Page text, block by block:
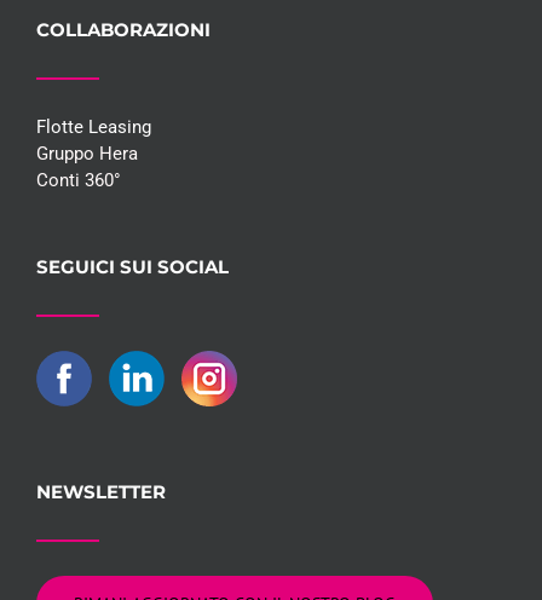
COLLABORAZIONI
Flotte Leasing
Gruppo Hera
Conti 360°
SEGUICI SUI SOCIAL
NEWSLETTER